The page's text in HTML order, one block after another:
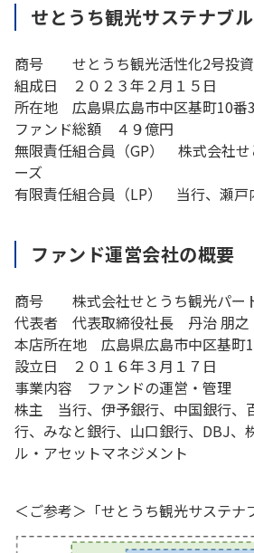
せとうち観光サステナブ
商号 せとうち観光活性化2号投資
組成日 ２０２３年２月１５日
所在地 広島県広島市中区基町10番
ファンド総額 ４９億円
無限責任組合員（GP） 株式会社せ
ーズ
有限責任組合員（LP） 当行、瀬戸
ファンド運営会社の概要
商号 株式会社せとうち観光パー
代表者 代表取締役社長 丹治 朋之
本店所在地 広島県広島市中区基町
設立日 ２０１６年３月１７日
事業内容 ファンドの運営・管理
株主 当行、伊予銀行、中国銀行、
行、みなと銀行、山口銀行、DBJ、
ル・アセットマネジメント
＜ご参考＞ 「せとうち観光サステ